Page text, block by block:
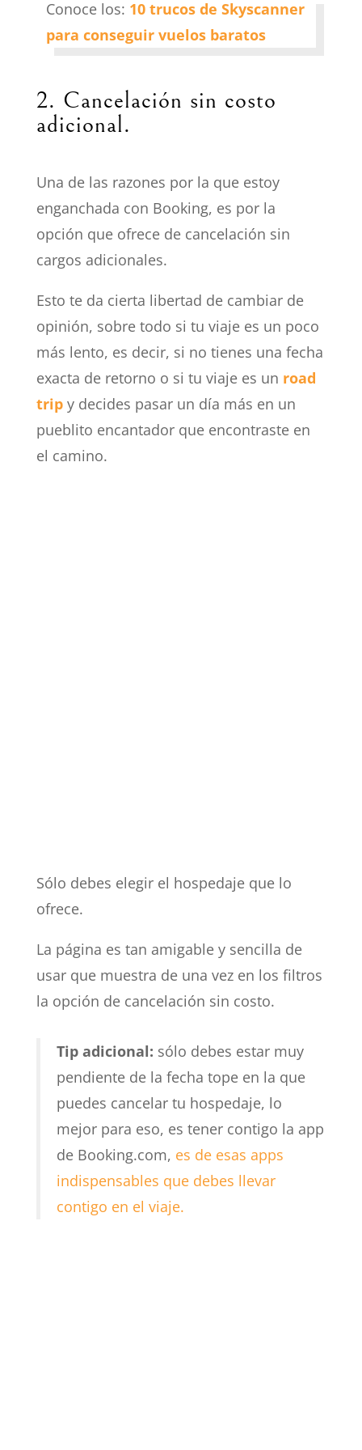
o
Conoce los: 10 trucos de Skyscanner
para conseguir vuelos baratos
2. Cancelación sin costo
adicional.
Una de las razones por la que estoy
enganchada con Booking, es por la
opción que ofrece de cancelación sin
cargos adicionales.
Esto te da cierta libertad de cambiar de
opinión, sobre todo si tu viaje es un poco
más lento, es decir, si no tienes una fecha
exacta de retorno o si tu viaje es un road
trip y decides pasar un día más en un
pueblito encantador que encontraste en
el camino.
Sólo debes elegir el hospedaje que lo
ofrece.
La página es tan amigable y sencilla de
usar que muestra de una vez en los filtros
la opción de cancelación sin costo.
Tip adicional: sólo debes estar muy
pendiente de la fecha tope en la que
puedes cancelar tu hospedaje, lo
mejor para eso, es tener contigo la app
de Booking.com, es de esas apps
indispensables que debes llevar
contigo en el viaje.